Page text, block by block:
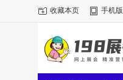
收藏本页 手机版